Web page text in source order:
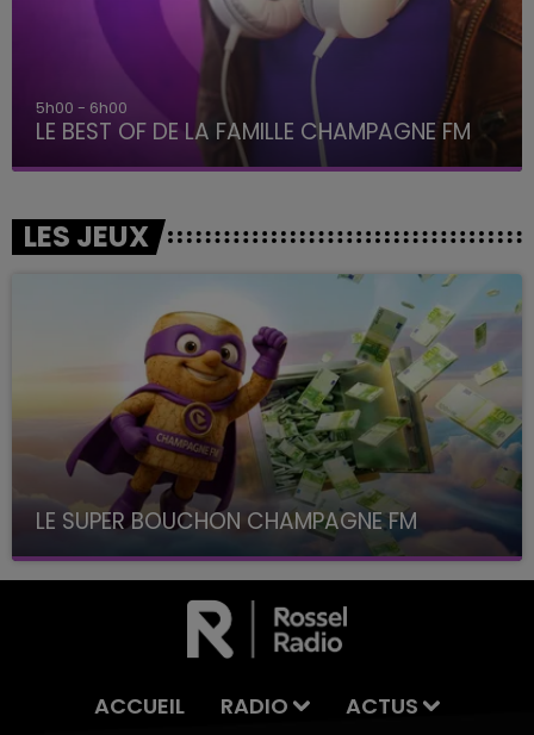
5h00 - 6h00
LE BEST OF DE LA FAMILLE CHAMPAGNE FM
LES JEUX
LE SUPER BOUCHON CHAMPAGNE FM
avec La Famille Champagne FM, à 8H10
ACCUEIL RADIO
ACTUS